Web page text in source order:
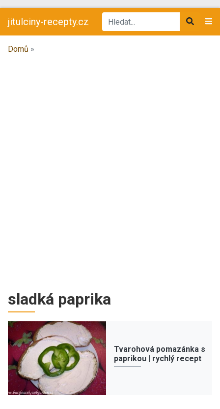
jitulciny-recepty.cz
Domů »
sladká paprika
Tvarohová pomazánka s
paprikou | rychlý recept